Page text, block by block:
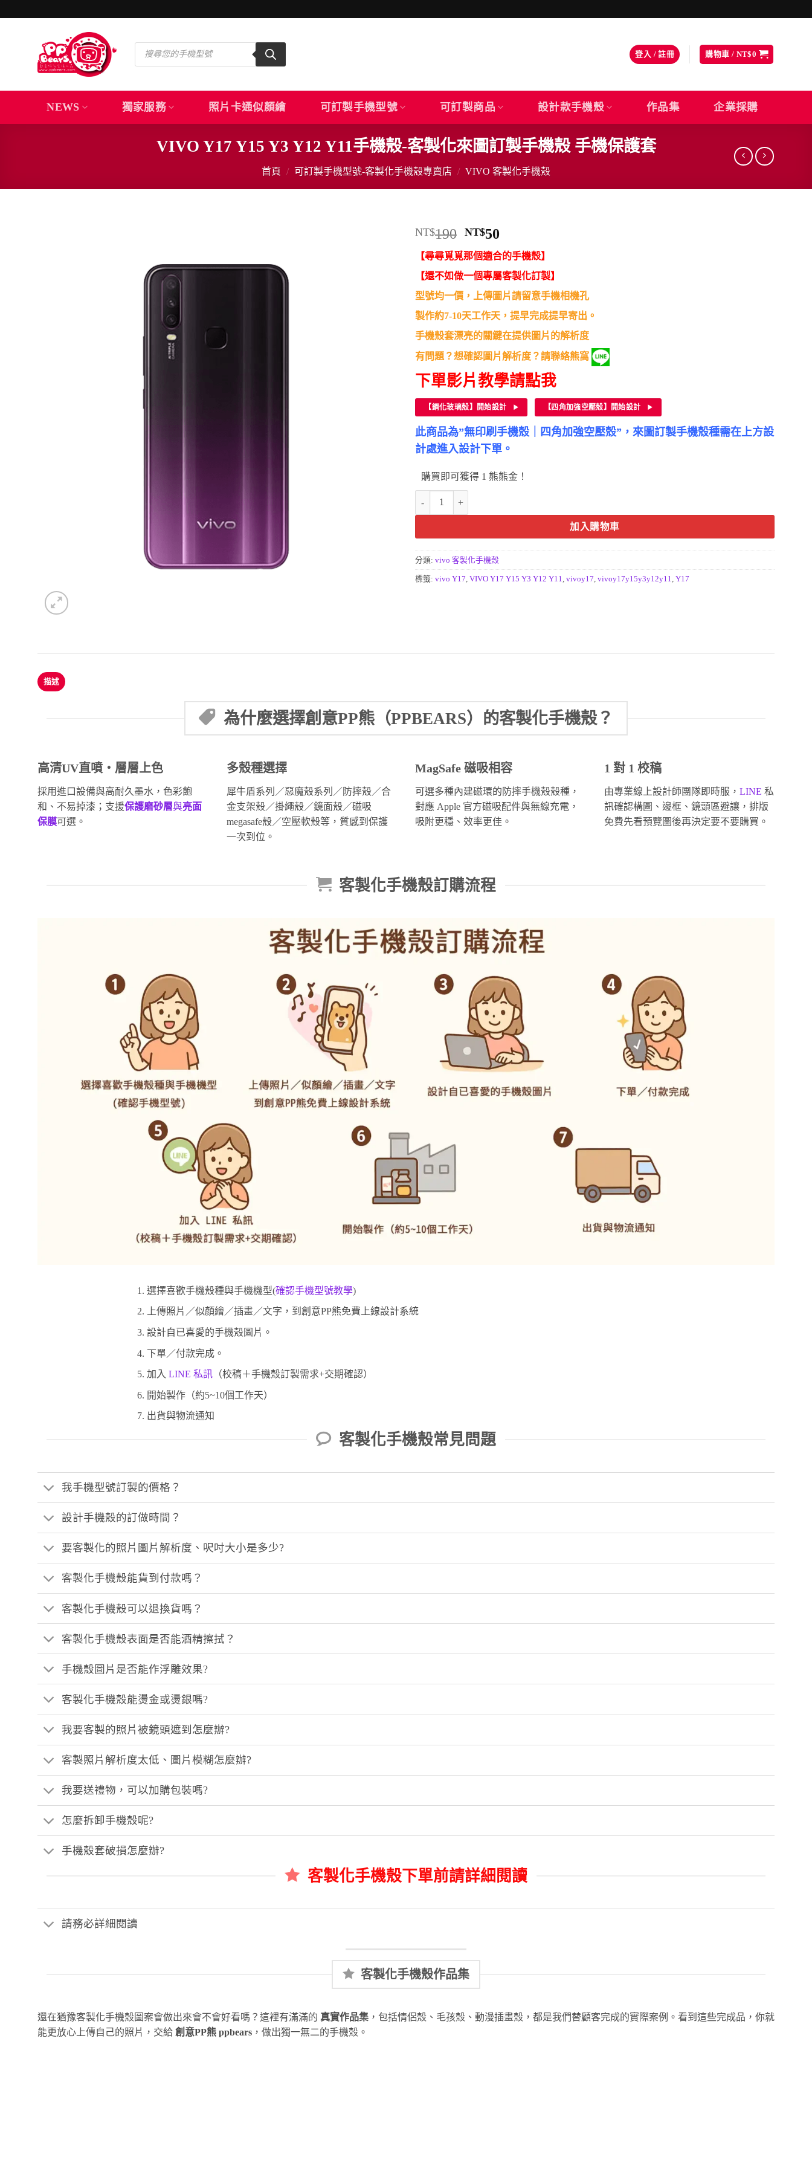
Products
search
登入 / 註冊 購物車 / NT$0
NEWS 獨家服務 照片卡通似顏繪 可訂製手機型號 可訂製商品 設計款手機殼 作品集 企業採購
VIVO Y17 Y15 Y3 Y12 Y11手機殼-客製化來圖訂製手機殼 手機保護套
首頁 / 可訂製手機型號-客製化手機殼專賣店 / VIVO 客製化手機殼
NT$190 原
始
價
格：
NT$190。
NT$50
前
價
格：
NT$50。
【尋尋覓覓那個適合的手機殼】
【還不如做一個專屬客製化訂製】
型號均一價，上傳圖片請留意手機相機孔
製作約7-10天工作天，提早完成提早寄出。
手機殼套漂亮的關鍵在提供圖片的解析度
有問題？想確認圖片解析度？請聯絡熊窩
下單影片教學請點我
【鋼化玻璃殼】開始設計 【四角加強空壓殼】開始設計
此商品為”無印刷手機殼｜四角加強空壓殼”，來圖訂製手機殼種需在上方設
計處進入設計下單。
購買即可獲得 1 熊熊金！
VIVO Y17 Y15 Y3 Y12 Y11手機殼-客製化來圖訂製手機殼 手機保護套 數量
加入購物車
分類: vivo 客製化手機殼
標籤: vivo Y17, VIVO Y17 Y15 Y3 Y12 Y11, vivoy17, vivoy17y15y3y12y11, Y17
描述
為什麼選擇創意PP熊（PPBEARS）的客製化手機殼？
高清UV直噴・層層上色
採用進口設備與高耐久墨水，色彩飽
和、不易掉漆；支援保護磨砂層與亮面
保膜可選。
多殼種選擇
犀牛盾系列／惡魔殼系列／防摔殼／合
金支架殼／掛繩殼／鏡面殼／磁吸
megasafe殼／空壓軟殼等，質感到保護
一次到位。
MagSafe 磁吸相容
可選多種內建磁環的防摔手機殼殼種，
對應 Apple 官方磁吸配件與無線充電，
吸附更穩、效率更佳。
1 對 1 校稿
由專業線上設計師團隊即時服， LINE 私
訊確認構圖、邊框、鏡頭區避讓，排版
免費先看預覽圖後再決定要不要購買。
客製化手機殼訂購流程
選擇喜歡手機殼種與手機機型(確認手機型號教學)
上傳照片／似顏繪／插畫／文字，到創意PP熊免費上線設計系統
設計自已喜愛的手機殼圖片。
下單／付款完成。
加入 LINE 私訊（校稿＋手機殼訂製需求+交期確認）
開始製作（約5~10個工作天）
出貨與物流通知
客製化手機殼常見問題
我手機型號訂製的價格？
設計手機殼的訂做時間？
要客製化的照片圖片解析度、呎吋大小是多少?
客製化手機殼能貨到付款嗎？
客製化手機殼可以退換貨嗎？
客製化手機殼表面是否能酒精擦拭？
手機殼圖片是否能作浮雕效果?
客製化手機殼能燙金或燙銀嗎?
我要客製的照片被鏡頭遮到怎麼辦?
客製照片解析度太低、圖片模糊怎麼辦?
我要送禮物，可以加購包裝嗎?
怎麼拆卸手機殼呢?
手機殼套破損怎麼辦?
客製化手機殼下單前請詳細閱讀
請務必詳細閱讀
客製化手機殼作品集
還在猶豫客製化手機殼圖案會做出來會不會好看嗎？這裡有滿滿的 真實作品集 ，包括情侶殼、毛孩殼、動漫插畫殼，都是我們替顧客完成的實際案例。看到這些完成品，你就
能更放心上傳自己的照片，交給 創意PP熊 ppbears ，做出獨一無二的手機殼。